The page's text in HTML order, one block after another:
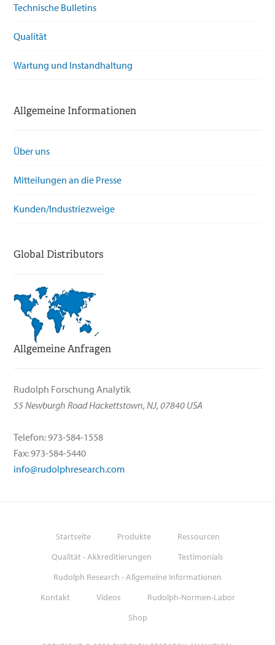
Technische Bulletins
Qualität
Wartung und Instandhaltung
Allgemeine Informationen
Über uns
Mitteilungen an die Presse
Kunden/Industriezweige
Global Distributors
Allgemeine Anfragen
Rudolph Forschung Analytik
55 Newburgh Road Hackettstown, NJ, 07840 USA
Telefon: 973-584-1558
Fax: 973-584-5440
info@rudolphresearch.com
Startseite Produkte
Ressourcen
Qualität - Akkreditierungen
Testimonials
Rudolph Research - Allgemeine Informationen
Kontakt
Videos
Rudolph-Normen-Labor
Shop